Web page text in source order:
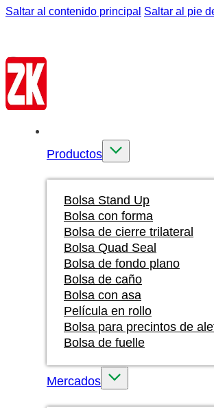
Saltar al contenido principal Saltar al pie
Productos
Bolsa Stand Up
Bolsa con forma
Bolsa de cierre trilateral
Bolsa Quad Seal
Bolsa de fondo plano
Bolsa de caño
Bolsa con asa
Película en rollo
Bolsa para precintos de
Bolsa de fuelle
Mercados